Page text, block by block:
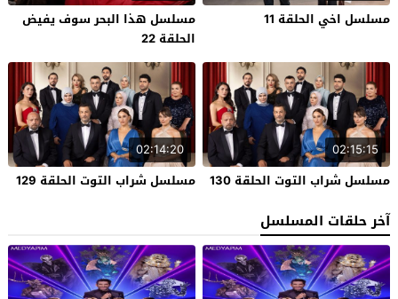
مسلسل اخي الحلقة 11
مسلسل هذا البحر سوف يفيض
الحلقة 22
02:15:15
مسلسل شراب التوت الحلقة 130
02:14:20
مسلسل شراب التوت الحلقة 129
آخر حلقات المسلسل